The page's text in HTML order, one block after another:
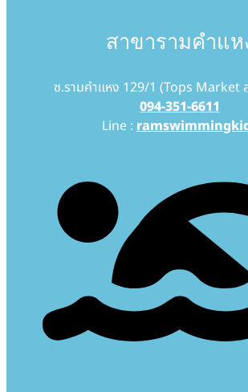
สาขารามคำแห
ซ.รามคำแหง 129/1 (Tops Market
094-351-6611
Line :